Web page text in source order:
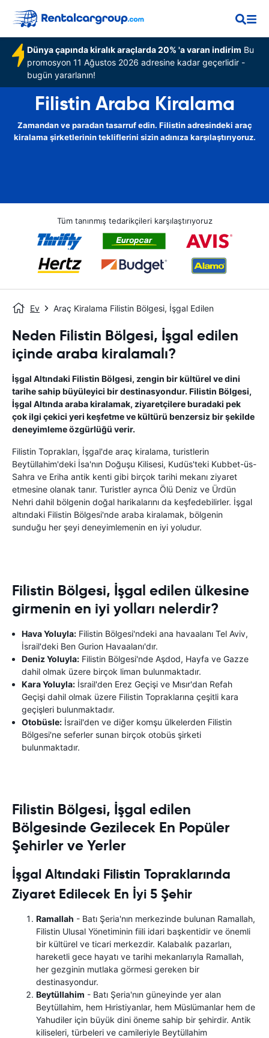
Dünya çapında kiralık araçlarda 20% 'a varan indirim Bu
promosyon 11 Ağustos 2026 adresine kadar geçerlidir -
bugün yararlanın!
Filistin Araba Kiralama
Zamandan ve paradan tasarruf edin. Filistin adresindeki araç
kiralama şirketlerinin tekliflerini sizin adınıza karşılaştırıyoruz.
Tüm tanınmış tedarikçileri karşılaştırıyoruz
Ev Araç Kiralama Filistin Bölgesi, İşgal Edilen
Neden Filistin Bölgesi, İşgal edilen
içinde araba kiralamalı?
İşgal Altındaki Filistin Bölgesi, zengin bir kültürel ve dini
tarihe sahip büyüleyici bir destinasyondur. Filistin Bölgesi,
İşgal Altında araba kiralamak, ziyaretçilere buradaki pek
çok ilgi çekici yeri keşfetme ve kültürü benzersiz bir şekilde
deneyimleme özgürlüğü verir.
Filistin Toprakları, İşgal'de araç kiralama, turistlerin
Beytüllahim'deki İsa'nın Doğuşu Kilisesi, Kudüs'teki Kubbet-üs-
Sahra ve Eriha antik kenti gibi birçok tarihi mekanı ziyaret
etmesine olanak tanır. Turistler ayrıca Ölü Deniz ve Ürdün
Nehri dahil bölgenin doğal harikalarını da keşfedebilirler. İşgal
altındaki Filistin Bölgesi'nde araba kiralamak, bölgenin
sunduğu her şeyi deneyimlemenin en iyi yoludur.
Filistin Bölgesi, İşgal edilen ülkesine
girmenin en iyi yolları nelerdir?
Hava Yoluyla: Filistin Bölgesi'ndeki ana havaalanı Tel Aviv,
İsrail'deki Ben Gurion Havaalanı'dır.
Deniz Yoluyla: Filistin Bölgesi'nde Aşdod, Hayfa ve Gazze
dahil olmak üzere birçok liman bulunmaktadır.
Kara Yoluyla: İsrail'den Erez Geçişi ve Mısır'dan Refah
Geçişi dahil olmak üzere Filistin Topraklarına çeşitli kara
geçişleri bulunmaktadır.
Otobüsle: İsrail'den ve diğer komşu ülkelerden Filistin
Bölgesi'ne seferler sunan birçok otobüs şirketi
bulunmaktadır.
Filistin Bölgesi, İşgal edilen
Bölgesinde Gezilecek En Popüler
Şehirler ve Yerler
İşgal Altındaki Filistin Topraklarında
Ziyaret Edilecek En İyi 5 Şehir
Ramallah - Batı Şeria'nın merkezinde bulunan Ramallah,
Filistin Ulusal Yönetiminin fiili idari başkentidir ve önemli
bir kültürel ve ticari merkezdir. Kalabalık pazarları,
hareketli gece hayatı ve tarihi mekanlarıyla Ramallah,
her gezginin mutlaka görmesi gereken bir
destinasyondur.
Beytüllahim - Batı Şeria'nın güneyinde yer alan
Beytüllahim, hem Hıristiyanlar, hem Müslümanlar hem de
Yahudiler için büyük dini öneme sahip bir şehirdir. Antik
kiliseleri, türbeleri ve camileriyle Beytüllahim